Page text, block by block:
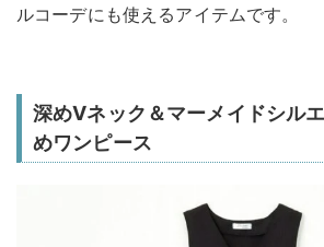
ルコーデにも使えるアイテムです。
深めVネック＆マーメイドシル
めワンピース